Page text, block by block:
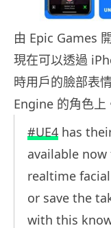
由 Epic Games
現在可以透過
時用戶的臉部表
Engine 的角色上
#UE4 has
available
realtime
or save the
with this